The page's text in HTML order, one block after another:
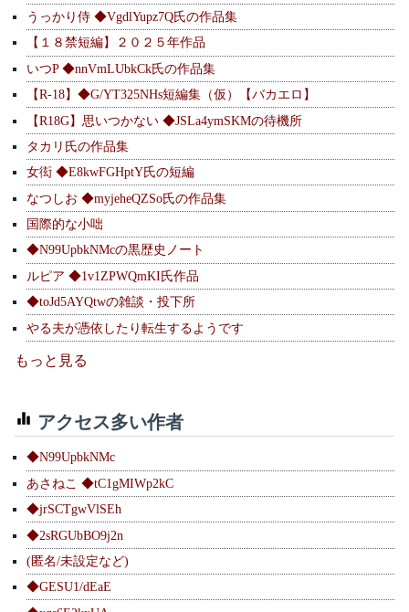
うっかり侍 ◆VgdlYupz7Q氏の作品集
【１８禁短編】２０２５年作品
いつP ◆nnVmLUbkCk氏の作品集
【R-18】◆G/YT325NHs短編集（仮）【バカエロ】
【R18G】思いつかない ◆JSLa4ymSKMの待機所
タカリ氏の作品集
女衒 ◆E8kwFGHptY氏の短編
なつしお ◆myjeheQZSo氏の作品集
国際的な小咄
◆N99UpbkNMcの黒歴史ノート
ルピア ◆1v1ZPWQmKI氏作品
◆toJd5AYQtwの雑談・投下所
やる夫が憑依したり転生するようです
もっと見る
アクセス多い作者
◆N99UpbkNMc
あさねこ ◆tC1gMIWp2kC
◆jrSCTgwVlSEh
◆2sRGUbBO9j2n
(匿名/未設定など)
◆GESU1/dEaE